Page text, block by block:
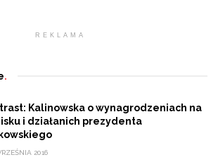
REKLAMA
.
Kalinowska o wynagrodzeniach na
i działanich prezydenta
2016